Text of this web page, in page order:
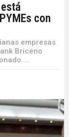
con
empresas
Briceno